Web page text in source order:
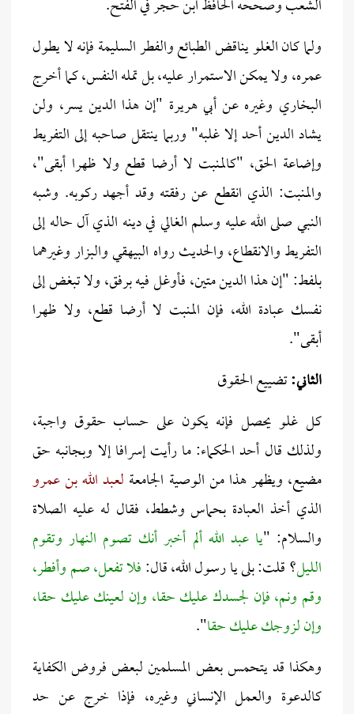
الشعب وصححه الحافظ ابن حجر في الفتح.
ولما كان الغلو يناقض الطبائع والفطر السليمة فإنه لا يطول
عمره، ولا يمكن الاستمرار عليه، بل تمله النفس، كما أخرج
البخاري وغيره عن أبي هريرة "إن هذا الدين يسر، ولن
يشاد الدين أحد إلا غلبه" وربما ينتقل صاحبه إلى التفريط
وإضاعة الحق، "كالمنبت لا أرضا قطع ولا ظهرا أبقى"،
والمنبت: الذي انقطع عن رفقته وقد أجهد ركوبه. وشبه
النبي صلى الله عليه وسلم الغالي في دينه الذي آل حاله إلى
التفريط والانقطاع، والحديث رواه البيهقي والبزار وغيرهما
بلفط: "إن هذا الدين متين، فأوغل فيه برفق، ولا تبغض إلى
نفسك عبادة الله، فإن المنبت لا أرضا قطع، ولا ظهرا
أبقى".
الثاني:تضييع الحقوق
كل غلو يحصل فإنه يكون على حساب حقوق واجبة،
ولذلك قال أحد الحكماء: ما رأيت إسرافا إلا وبجانبه حق
مضيع، ويظهر هذا من الوصية الجامعة لعبد الله بن عمرو
الذي أخذ العبادة بحماس وشطط، فقال له عليه الصلاة
والسلام: "يا عبد الله ألم أخبر أنك تصوم النهار وتقوم
الليل؟ قلت: بلى يا رسول الله، قال:فلا تفعل، صم وأفطر،
وقم ونم، فإن لجسدك عليك حقا، وإن لعينك عليك حقا،
وإن لزوجك عليك حقا".
وهكذا قد يتحمس بعض المسلمين لبعض فروض الكفاية
كالدعوة والعمل الإنساني وغيره، فإذا خرج عن حد